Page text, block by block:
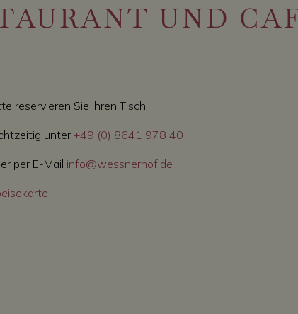
UND
reservieren Sie Ihren Tisch
unter+49 (0) 8641 978 40
per E-Mail info@wessnerhof.de